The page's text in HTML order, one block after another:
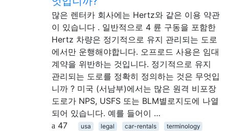
많은 렌터카 회사에는 Hertz와 같은 이용 약관
이 있습니다 . 일반적으로 4 륜 구동을 포함한
Hertz 차량은 정기적으로 유지 관리되는 도로
에서만 운행해야합니다. 오프로드 사용은 임대
계약을 위반하는 것입니다. 정기적으로 유지
관리되는 도로를 정확히 정의하는 것은 무엇입
니까 ? 미국 (서남부)에서는 많은 원격 비포장
도로가 NPS, USFS 또는 BLM별로지도에 나열
되어 있습니다. 예를 들어이 …
47
usa legal car-rentals terminology